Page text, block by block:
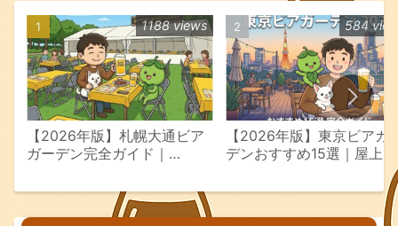
【2026年版】札幌大通ビア
ガーデン完全ガイド｜
1188 views
【2026年版】東京ビアガ
デンおすすめ15選｜屋上
景・飲み放題エリア別完
イド
584